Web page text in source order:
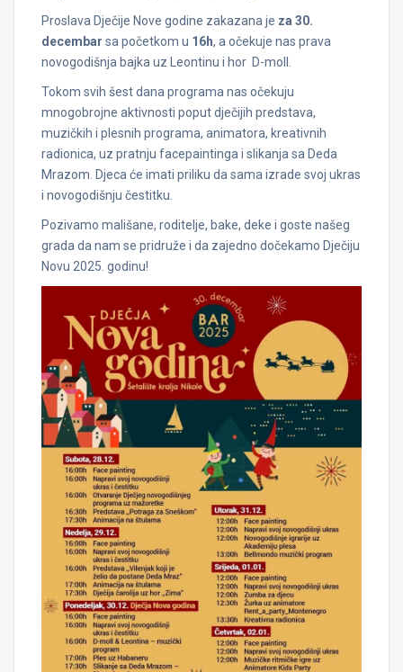
Proslava Dječije Nove godine zakazana je za 30.
decembar sa početkom u 16h, a očekuje nas prava
novogodišnja bajka uz Leontinu i hor D-moll.
Tokom svih šest dana programa nas očekuju
mnogobrojne aktivnosti poput dječijih predstava,
muzičkih i plesnih programa, animatora, kreativnih
radionica, uz pratnju facepaintinga i slikanja sa Deda
Mrazom. Djeca će imati priliku da sama izrade svoj ukras
i novogodišnju čestitku.
Pozivamo mališane, roditelje, bake, deke i goste našeg
grada da nam se pridruže i da zajedno dočekamo Dječiju
Novu 2025. godinu!